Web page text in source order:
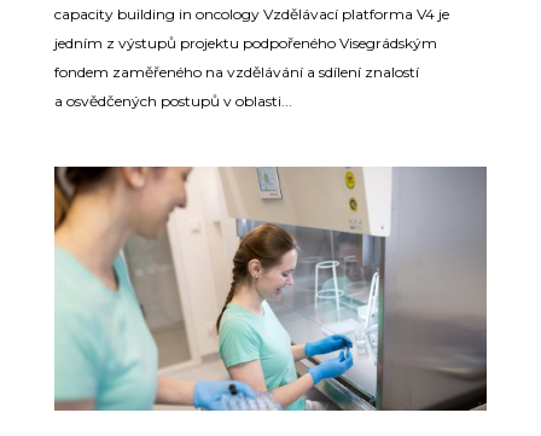
capacity building in oncology Vzdělávací platforma V4 je
jedním z výstupů projektu podpořeného Visegrádským
fondem zaměřeného na vzdělávání a sdílení znalostí
a osvědčených postupů v oblasti...